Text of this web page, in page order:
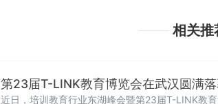
相关推
第23届T-LINK教育博览会在武汉圆满
近日，培训教育行业东湖峰会暨第23届T-LINK教